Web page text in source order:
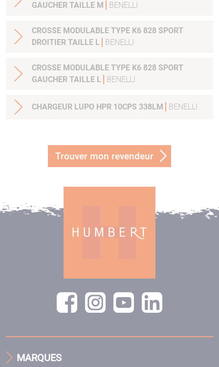
GAUCHER TAILLE M
BENELLI
CROSSE MODULABLE TYPE K6 828 SPORT
DROITIER TAILLE L
BENELLI
CROSSE MODULABLE TYPE K6 828 SPORT
GAUCHER TAILLE L
BENELLI
CHARGEUR LUPO HPR 10CPS 338LM BENELLI
Trouver mon revendeur
MARQUES